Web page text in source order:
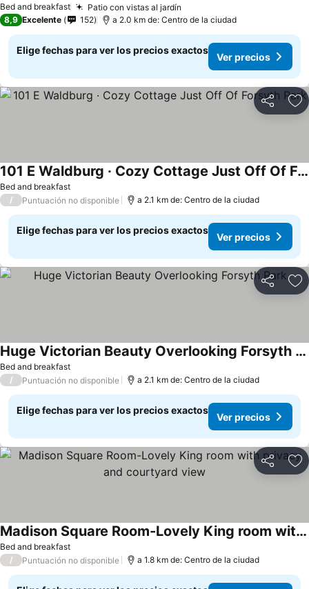
Bed and breakfast Patio con vistas al jardín
8,9 Excelente 152 a 2.0 km de: Centro de la ciudad
Elige fechas para ver los precios exactos
Ver precios
Compartir
Bed and breakfast
101 E Waldburg · Cozy Cottage Just Off Of Forsyth Park
/ Puntuación no disponible a 2.1 km de: Centro de la ciudad
Elige fechas para ver los precios exactos
Ver precios
Compartir
Bed and breakfast
Huge Victorian Beauty Overlooking Forsyth Park
/ Puntuación no disponible a 2.1 km de: Centro de la ciudad
Elige fechas para ver los precios exactos
Ver precios
Compartir
Bed and breakfast
Madison Square Room-Lovely King room with privacy and courtyard view
/ Puntuación no disponible a 1.8 km de: Centro de la ciudad